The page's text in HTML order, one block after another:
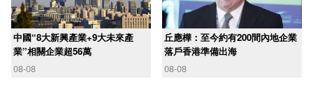
中國“8大新興產業+9大未來產
業”相關企業超56萬
08-08
丘應樺：至今約有200間內地企業
落戶香港準備出海
08-08